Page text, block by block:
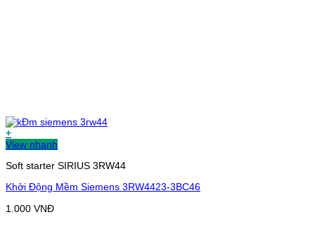
+
View nhanh
Soft starter SIRIUS 3RW44
Khởi Động Mềm Siemens 3RW4423-3BC46
1.000 VNĐ